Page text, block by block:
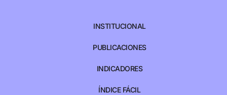
INSTITUCIONAL
PUBLICACIONES
INDICADORES
ÍNDICE FÁCIL